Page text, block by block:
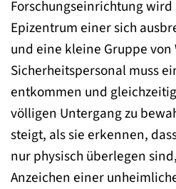
Forschungseinrichtung wird
Epizentrum einer sich
und eine kleine Gruppe
Sicherheitspersonal muss
entkommen und
völligen Untergang zu
steigt, als sie erkennen,
nur physisch überlegen
Anzeichen einer